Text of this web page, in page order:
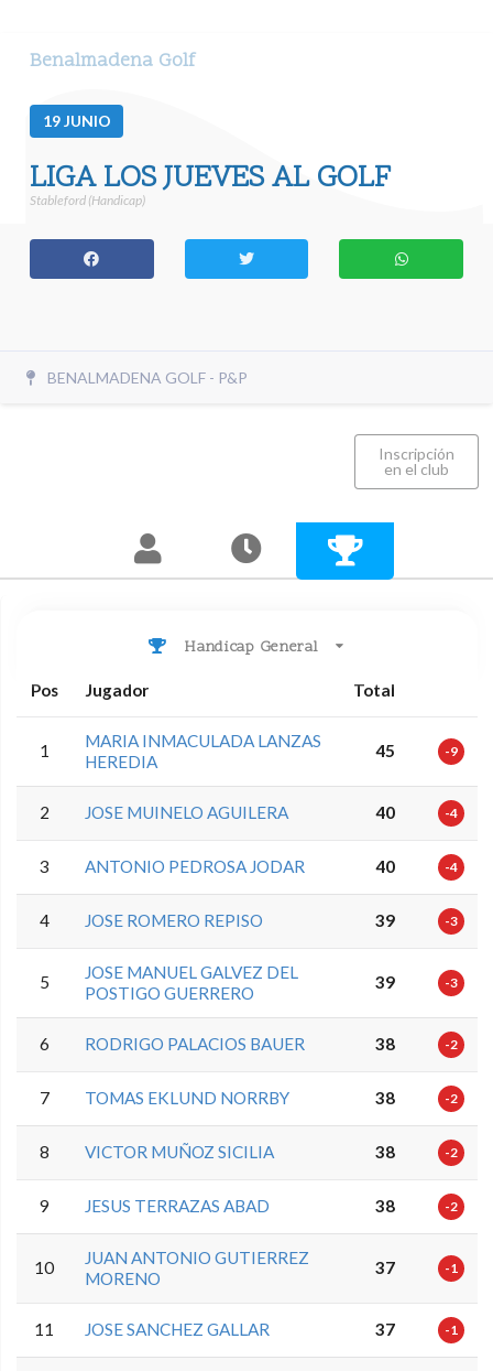
Benalmadena Golf
19JUNIO
LIGA LOS JUEVES AL GOLF
Stableford (Handicap)
BENALMADENA GOLF - P&P
Inscripción
en el club
Handicap General
Pos Jugador Total
1
MARIA INMACULADA LANZAS
HEREDIA
45 -9
2 JOSE MUINELO AGUILERA 40 -4
3 ANTONIO PEDROSA JODAR 40 -4
4 JOSE ROMERO REPISO 39 -3
5
JOSE MANUEL GALVEZ DEL
POSTIGO GUERRERO
39 -3
6 RODRIGO PALACIOS BAUER 38 -2
7 TOMAS EKLUND NORRBY 38 -2
8 VICTOR MUÑOZ SICILIA 38 -2
9 JESUS TERRAZAS ABAD 38 -2
10
JUAN ANTONIO GUTIERREZ
MORENO
37 -1
11 JOSE SANCHEZ GALLAR 37 -1